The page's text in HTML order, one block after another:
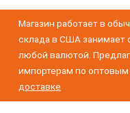
Магазин работает в
склада в США занимает
любой валютой.
импортерам по
доставке